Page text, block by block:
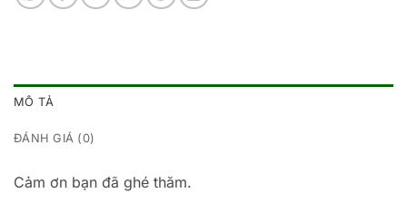
MÔ TẢ
ĐÁNH GIÁ (0)
Cảm ơn bạn đã ghé thăm.